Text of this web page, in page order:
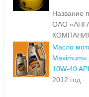
Название
ОАО
Масло
10W-40
2012 год